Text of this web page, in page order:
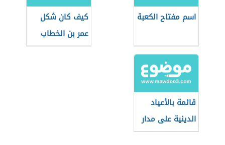
اسم مفتاح الكعبة
كيف كان شكل
عمر بن الخطاب
قائمة بالأعياد
الدينية على مدار
العام